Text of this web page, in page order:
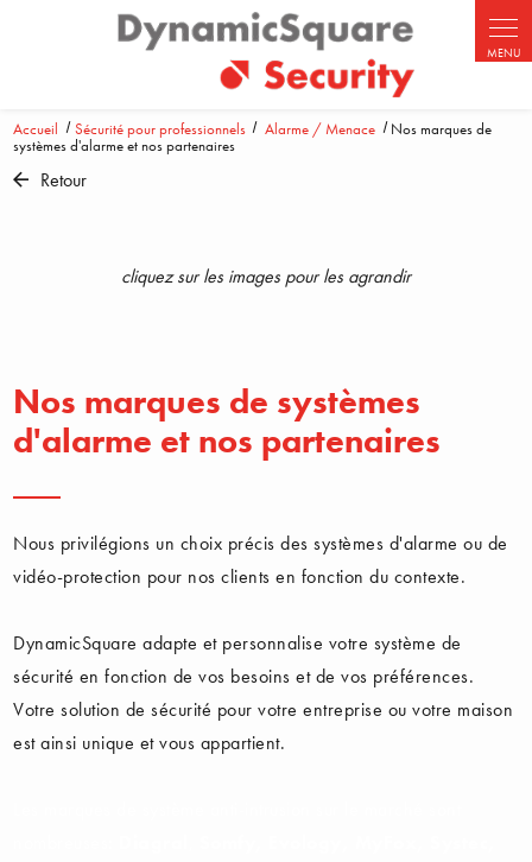
Accueil Sécurité pour professionnels Alarme / Menace
Nos marques de
systèmes d'alarme et nos partenaires
Retour
cliquez sur les images pour les agrandir
Nos marques de systèmes
d'alarme et nos partenaires
Nous privilégions un choix précis des systèmes d'alarme ou de
vidéo-protection pour nos clients en fonction du contexte.
DynamicSquare adapte et personnalise votre système de
sécurité en fonction de vos besoins et de vos préférences.
Votre solution de sécurité pour votre entreprise ou votre maison
est ainsi unique et vous appartient.
Panneau de gestion des cookies